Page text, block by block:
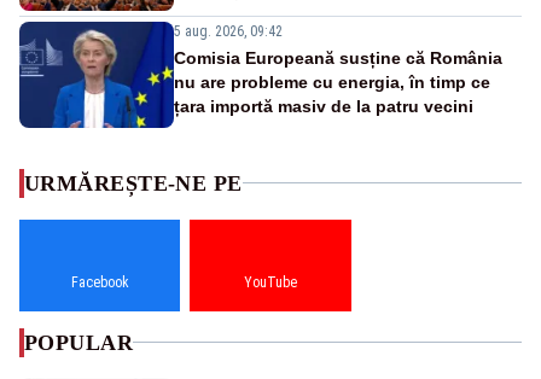
5 aug. 2026, 09:42
Comisia Europeană susține că România
nu are probleme cu energia, în timp ce
țara importă masiv de la patru vecini
URMĂREȘTE-NE PE
Facebook YouTube
POPULAR